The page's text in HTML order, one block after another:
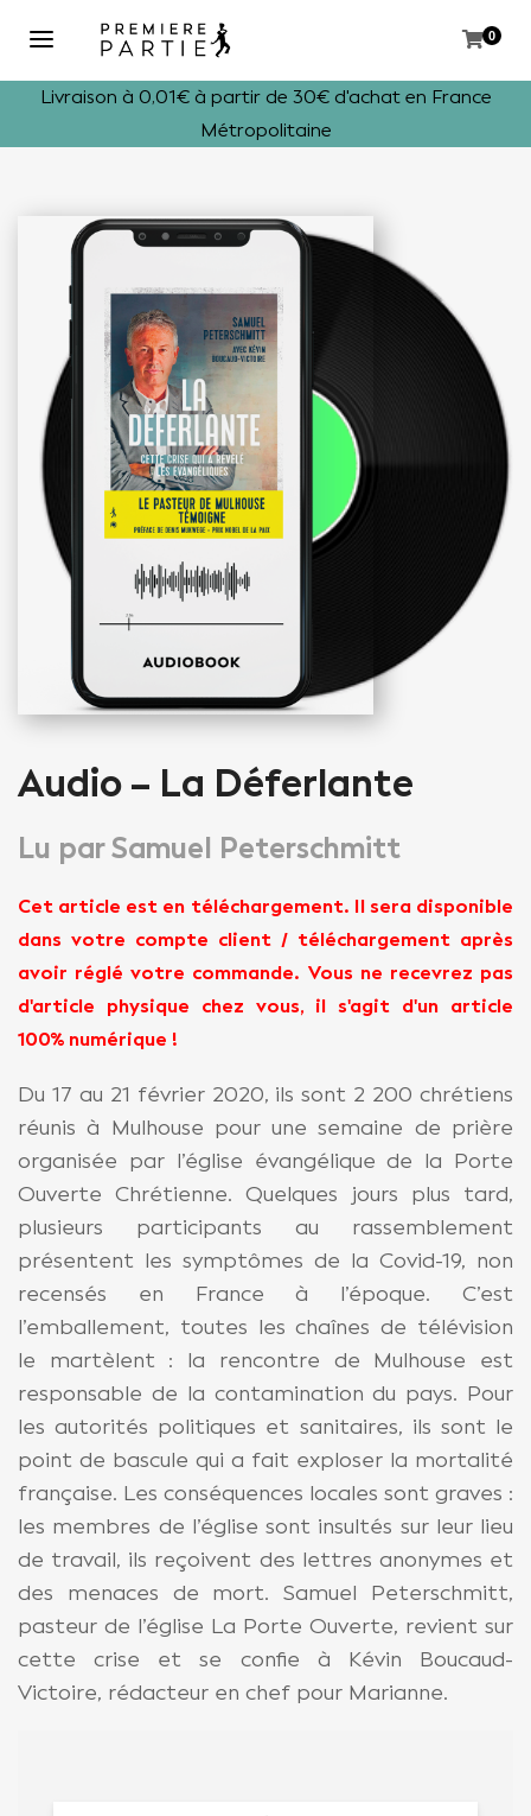
0
Livraison à 0,01€ à partir de 30€ d'achat en France
Métropolitaine
Audio – La Déferlante
Lu par Samuel Peterschmitt
Cet article est en téléchargement. Il sera disponible
dans votre compte client / téléchargement après
avoir réglé votre commande. Vous ne recevrez pas
d'article physique chez vous, il s'agit d'un article
100% numérique !
Du 17 au 21 février 2020, ils sont 2 200 chrétiens
réunis à Mulhouse pour une semaine de prière
organisée par l’église évangélique de la Porte
Ouverte Chrétienne. Quelques jours plus tard,
plusieurs participants au rassemblement
présentent les symptômes de la Covid-19, non
recensés en France à l’époque. C’est
l’emballement, toutes les chaînes de télévision
le martèlent : la rencontre de Mulhouse est
responsable de la contamination du pays. Pour
les autorités politiques et sanitaires, ils sont le
point de bascule qui a fait exploser la mortalité
française. Les conséquences locales sont graves :
les membres de l’église sont insultés sur leur lieu
de travail, ils reçoivent des lettres anonymes et
des menaces de mort. Samuel Peterschmitt,
pasteur de l’église La Porte Ouverte, revient sur
cette crise et se confie à Kévin Boucaud-
Victoire, rédacteur en chef pour Marianne.